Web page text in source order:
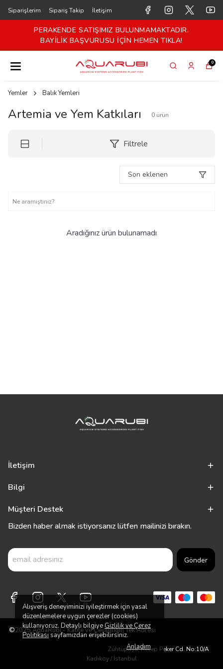
Siparişlerim Sipariş Takip İletişim
PERAKENDE SATIŞIMIZ BULUNMAMAKTADIR.
BAYİLİK BAŞVURUSU İÇİN HEMEN TIKLA!
0
Alışveriş deneyiminizi iyileştirmek için yasal
düzenlemelere uygun çerezler (cookies)
kullanıyoruz. Detaylı bilgiye Gizlilik ve Çerez
Politikası sayfamızdan erişebilirsiniz.
Anladım
Yemler Balık Yemleri
Artemia ve Yem Katkıları 0 ürün
Filtrele
Son eklenen
Aradığınız ürün bulunamadı
İletişim
Bilgi
Müşteri Destek
Bizden haber almak istiyorsanız lütfen mailinizi bırakın.
Gönder
©2025 AquaRubi - Kalite ve Çeşitliliğin Tek Adresi
Zühtüpaşa, Recep Peker Cd. No:10/A
Kadıköy / İstanbul